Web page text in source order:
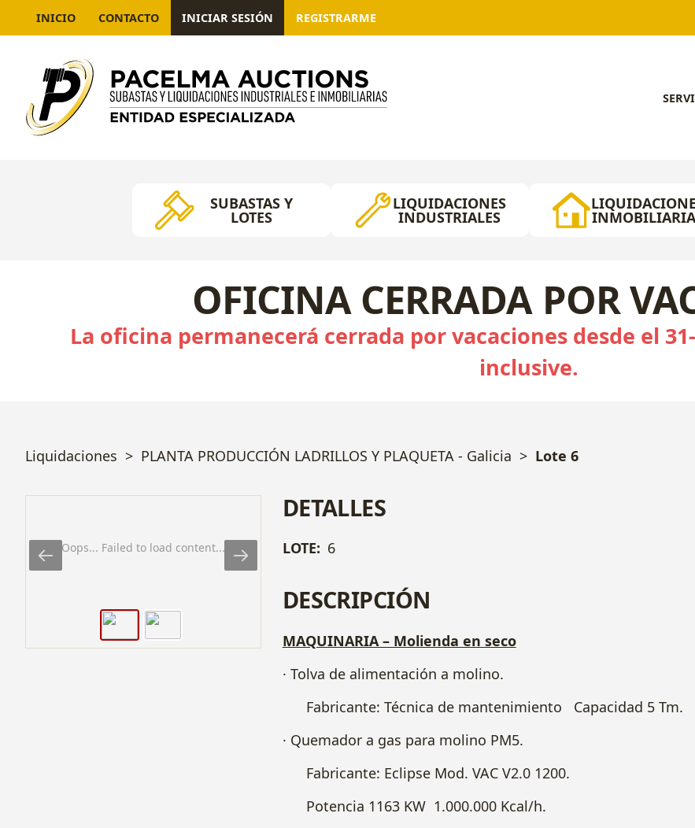
INICIO CONTACTO INICIAR SESIÓN REGISTRARME
SUBASTAS Y
LOTES
LIQUIDACIONES
INDUSTRIALES
OFICINA CERRADA POR
La oficina permanecerá cerrada por vacaciones desde el
inclusive.
Liquidaciones PLANTA PRODUCCIÓN LADRILLOS Y PLAQUETA - Galicia Lote 6
Oops... Failed to load content...
DETALLES
LOTE: 6
DESCRIPCIÓN
MAQUINARIA – Molienda en seco
· Tolva de alimentación a molino.
Fabricante: Técnica de mantenimiento Capacidad 5 Tm.
· Quemador a gas para molino PM5.
Fabricante: Eclipse Mod. VAC V2.0 1200.
Potencia 1163 KW 1.000.000 Kcal/h.